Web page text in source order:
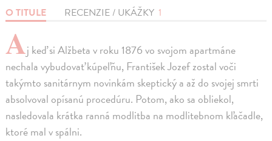
O TITULE RECENZIE / UKÁŽKY 1
Aj keď si Alžbeta v roku 1876 vo svojom apartmáne
nechala vybudovať kúpeľňu, František Jozef zostal voči
takýmto sanitárnym novinkám skeptický a až do svojej smrti
absolvoval opísanú procedúru. Potom, ako sa obliekol,
nasledovala krátka ranná modlitba na modlitebnom kľačadle,
ktoré mal v spálni.